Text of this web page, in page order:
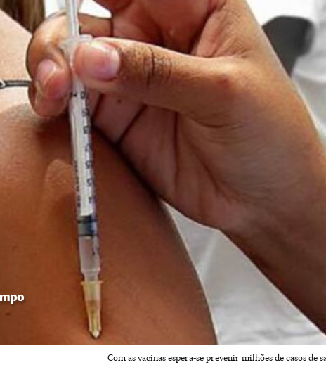
Com as vacinas espera-se prevenir milhões de casos de